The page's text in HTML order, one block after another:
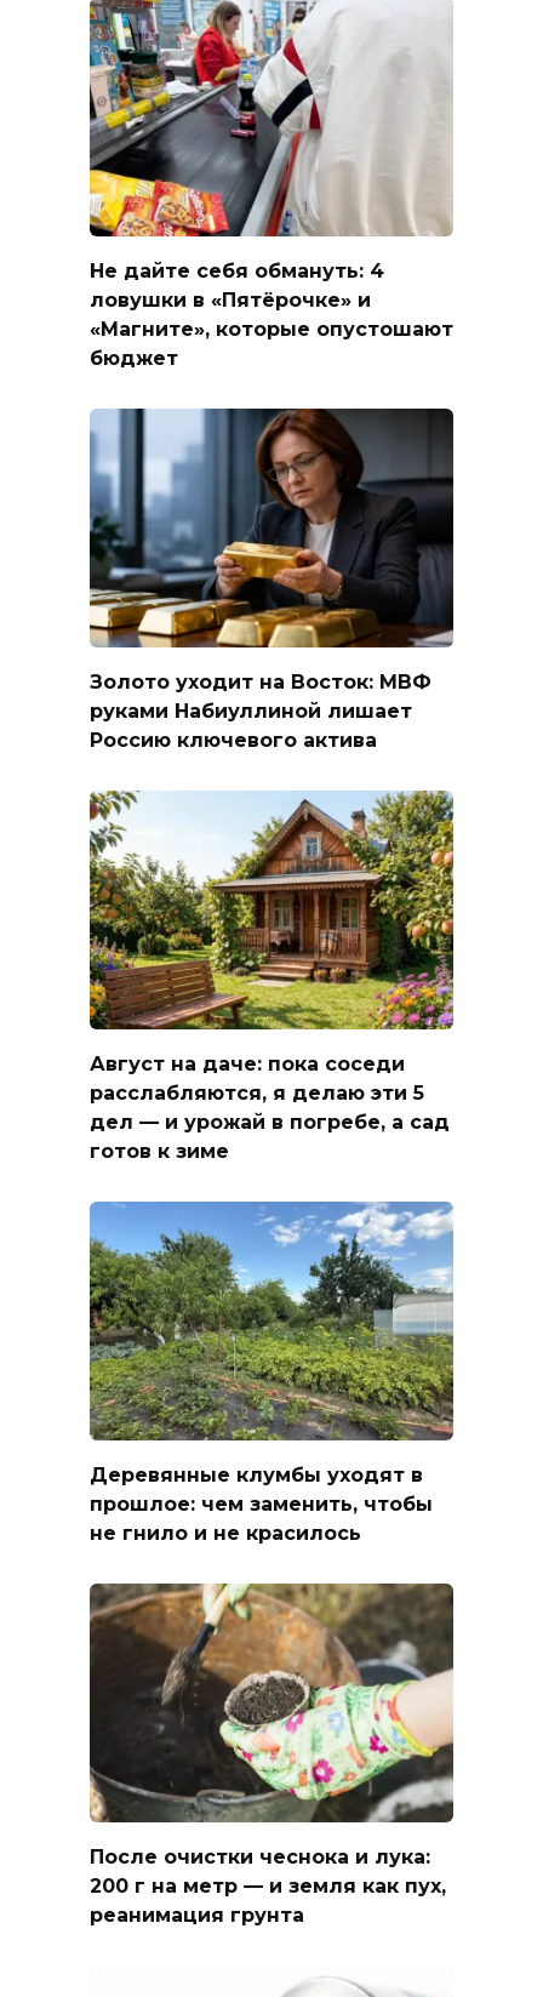
Не дайте себя обмануть: 4
ловушки в «Пятёрочке» и
«Магните», которые опустошают
бюджет
Золото уходит на Восток: МВФ
руками Набиуллиной лишает
Россию ключевого актива
Август на даче: пока соседи
расслабляются, я делаю эти 5
дел — и урожай в погребе, а сад
готов к зиме
Деревянные клумбы уходят в
прошлое: чем заменить, чтобы
не гнило и не красилось
После очистки чеснока и лука:
200 г на метр — и земля как пух,
реанимация грунта